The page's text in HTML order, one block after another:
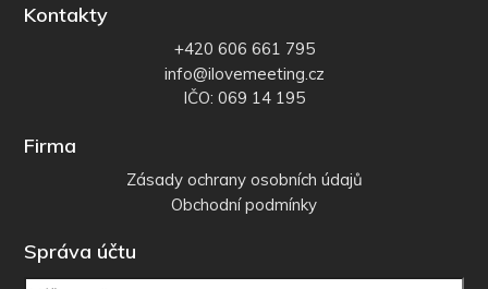
Kontakty
+420 606 661 795
info@ilovemeeting.cz
IČO: 069 14 195
Firma
Zásady ochrany osobních údajů
Obchodní podmínky
Správa účtu